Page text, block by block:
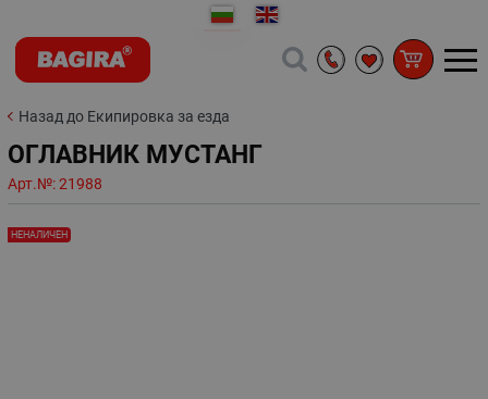
Назад до Екипировка за езда
ОГЛАВНИК МУСТАНГ
Арт.№:21988
НЕНАЛИЧЕН